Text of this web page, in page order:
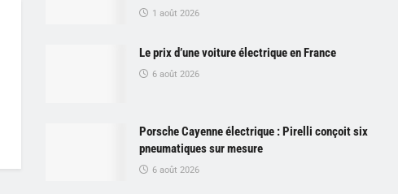
1 août 2026
Le prix d’une voiture électrique en France
6 août 2026
Porsche Cayenne électrique : Pirelli conçoit six
pneumatiques sur mesure
6 août 2026